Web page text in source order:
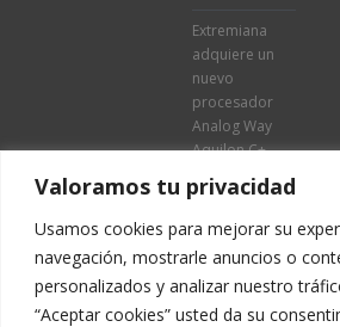
Valoramos tu privacidad
Usamos cookies para mejorar su
navegación, mostrarle anuncios o
personalizados y analizar nuestro
“Aceptar cookies” usted da su
Extremiana
adquiere un
nuevo
procesador
Analog Way
Aquilon C+